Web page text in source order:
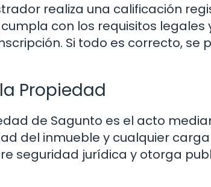
realiza una calificación
con los requisitos legales
Si todo es correcto, se
Propiedad
de Sagunto es el acto
del inmueble y cualquier
seguridad jurídica y otorga